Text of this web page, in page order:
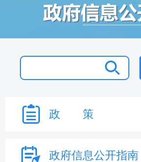
政 策
政府信息公开指南